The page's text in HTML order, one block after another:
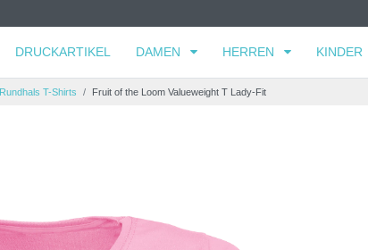
DRUCKARTIKEL DAMEN HERREN KINDER
Rundhals T-Shirts Fruit of the Loom Valueweight T Lady-Fit